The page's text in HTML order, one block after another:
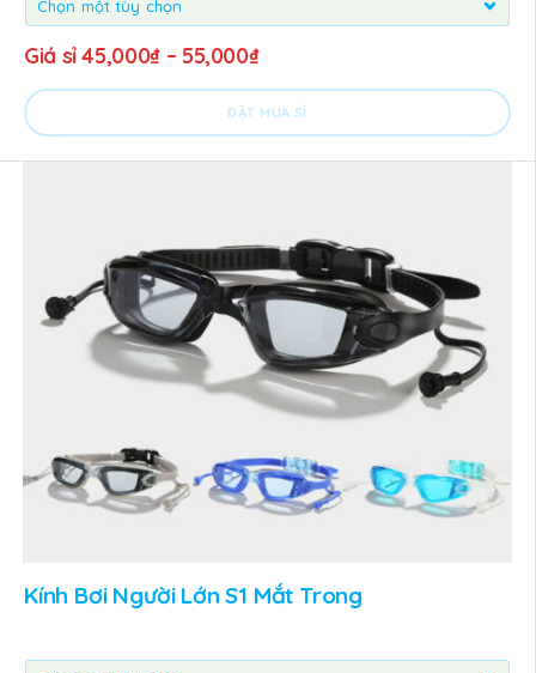
Giá sỉ 45,000₫– 55,000₫
ĐẶT MUA SỈ
Kính Bơi Người Lớn S1 Mắt Trong